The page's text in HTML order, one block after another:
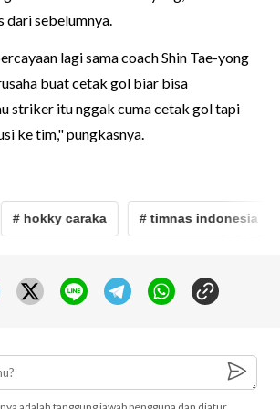
dari sebelumnya.
lagi sama coach Shin Tae-yong
buat cetak gol biar bisa
striker itu nggak cuma cetak gol tapi
ke tim," pungkasnya.
# hokky caraka # timnas indonesia